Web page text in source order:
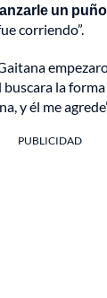
un
corriendo”.
la
y él me
PUBLICIDAD